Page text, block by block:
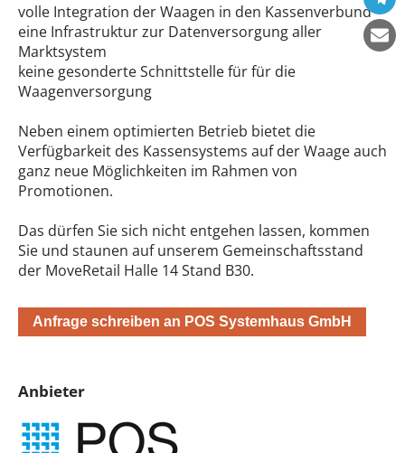
volle Integration der Waagen in den Kassenverbund
eine Infrastruktur zur Datenversorgung aller
Marktsystem
keine gesonderte Schnittstelle für für die
Waagenversorgung
Neben einem optimierten Betrieb bietet die
Verfügbarkeit des Kassensystems auf der Waage auch
ganz neue Möglichkeiten im Rahmen von
Promotionen.
Das dürfen Sie sich nicht entgehen lassen, kommen
Sie und staunen auf unserem Gemeinschaftsstand
der MoveRetail Halle 14 Stand B30.
Anfrage schreiben an POS Systemhaus GmbH
Anbieter